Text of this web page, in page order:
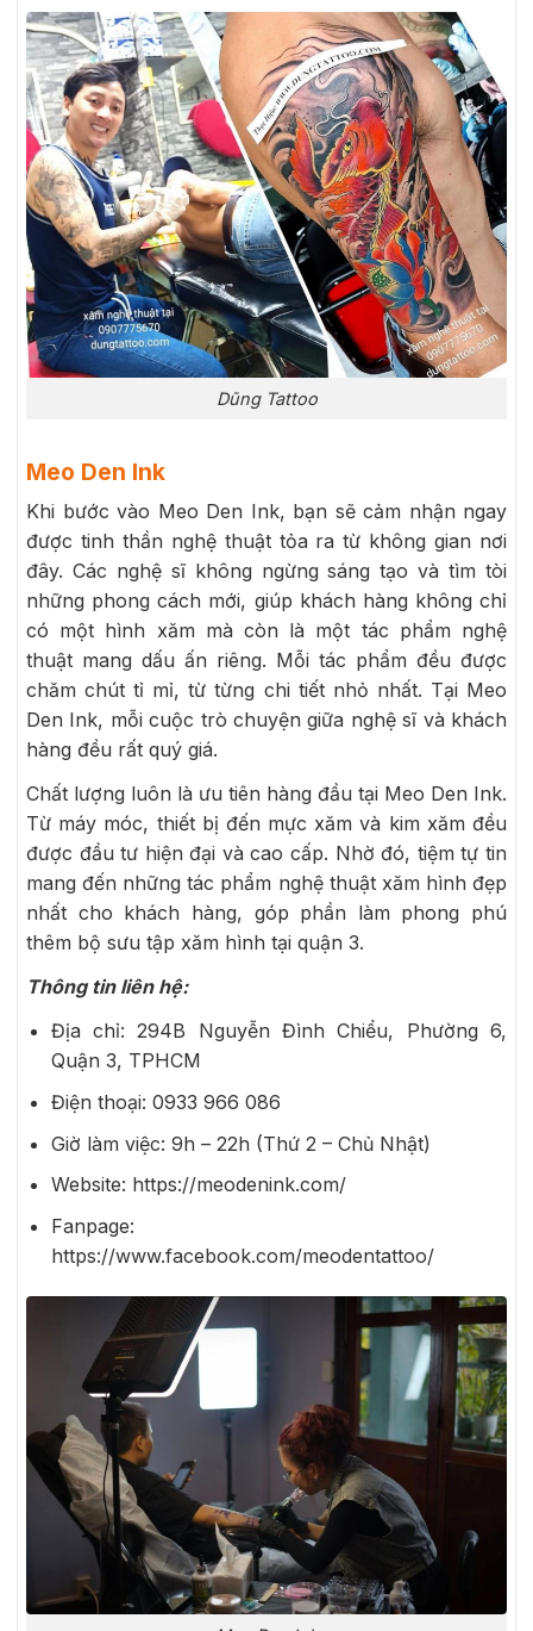
Dũng Tattoo
Meo Den Ink
Khi bước vào Meo Den Ink, bạn sẽ cảm nhận ngay
được tinh thần nghệ thuật tỏa ra từ không gian nơi
đây. Các nghệ sĩ không ngừng sáng tạo và tìm tòi
những phong cách mới, giúp khách hàng không chỉ
có một hình xăm mà còn là một tác phẩm nghệ
thuật mang dấu ấn riêng. Mỗi tác phẩm đều được
chăm chút tỉ mỉ, từ từng chi tiết nhỏ nhất. Tại Meo
Den Ink, mỗi cuộc trò chuyện giữa nghệ sĩ và khách
hàng đều rất quý giá.
Chất lượng luôn là ưu tiên hàng đầu tại Meo Den Ink.
Từ máy móc, thiết bị đến mực xăm và kim xăm đều
được đầu tư hiện đại và cao cấp. Nhờ đó, tiệm tự tin
mang đến những tác phẩm nghệ thuật xăm hình đẹp
nhất cho khách hàng, góp phần làm phong phú
thêm bộ sưu tập xăm hình tại quận 3.
Thông tin liên hệ:
Địa chỉ: 294B Nguyễn Đình Chiểu, Phường 6,
Quận 3, TPHCM
Điện thoại: 0933 966 086
Giờ làm việc: 9h – 22h (Thứ 2 – Chủ Nhật)
Website: https://meodenink.com/
Fanpage:
https://www.facebook.com/meodentattoo/